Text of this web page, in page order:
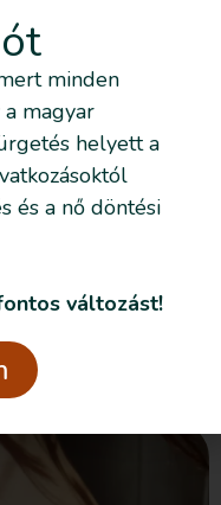
emailben
minden
magyar
helyett a
és a nő döntési
változást!